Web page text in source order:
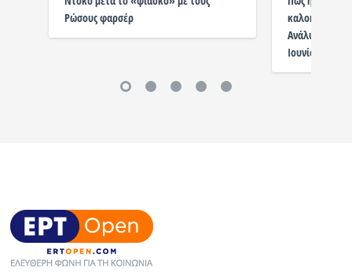
Ρώσους φαρσέρ
καλοκαίρι σε
Ανάλυση
Ιουνίου